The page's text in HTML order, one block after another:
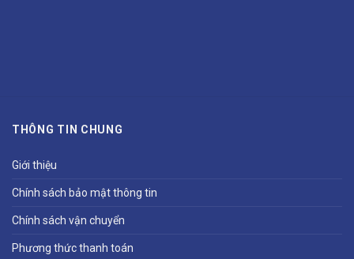
THÔNG TIN CHUNG
Giới thiệu
Chính sách bảo mật thông tin
Chính sách vận chuyển
Phương thức thanh toán